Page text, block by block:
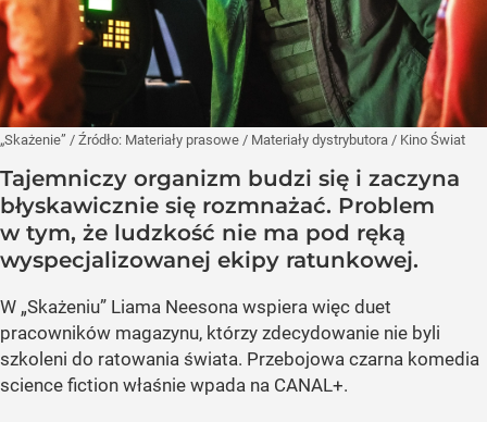
„Skażenie” / Źródło: Materiały prasowe / Materiały dystrybutora / Kino Świat
Tajemniczy organizm budzi się i zaczyna
błyskawicznie się rozmnażać. Problem
w tym, że ludzkość nie ma pod ręką
wyspecjalizowanej ekipy ratunkowej.
W „Skażeniu” Liama Neesona wspiera więc duet
pracowników magazynu, którzy zdecydowanie nie byli
szkoleni do ratowania świata. Przebojowa czarna komedia
science fiction właśnie wpada na CANAL+.